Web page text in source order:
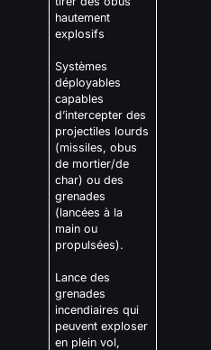
hautement
explosifs
Systèmes
déployables
capables
d’intercepter des
projectiles lourds
(missiles, obus
de mortier/de
char) ou des
grenades
(lancées à la
main ou
propulsées).
Lance des
grenades
incendiaires qui
peuvent exploser
en plein vol,